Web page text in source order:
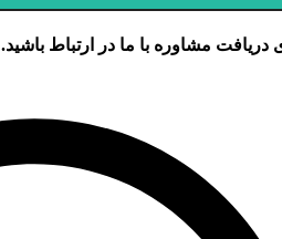
دریافت مشاوره با ما در ارتباط باشید.